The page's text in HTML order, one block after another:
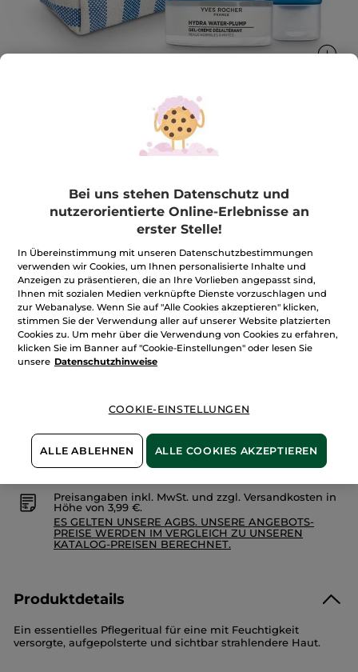
Hydra Ritual Creme & Maske
versorgte Haut
1 Stück
★★★★★
★★★★★
von
5
Sternen.
Bewertungen
anzeigen.
Hydra
Ritual
&
Maske
(354)BEWERTUNG VERFASSEN
-50% 22,99€* 45,80€
Menge
IN DEN WARENKORB
Freie Versandkosten ab 20€
Lieferung zwischen dem 11/08 und dem 12/08
Sichere Zahlung
100 % zufrieden oder Geld zurück
Preisangaben inkl. MwSt. und zzgl. Versandkosten in
Höhe von 3,99 €.
ES GELTEN UNSERE AGBS. UNSERE ANGEBOTS-
PREISE WERDEN IM VERGLEICH ZU UNSEREN
KATALOG-PREISEN BERECHNET.
Produktdetails
Ein essentielles Pflegeritual für eine mit Feuchtigkeit
versorgte, aufgepolsterte und sichtbar strahlendere Haut.
Bei uns stehen Datenschutz und
nutzerorientierte Online-Erlebnisse an
erster Stelle!
In Übereinstimmung mit unseren Datenschutzbestimmungen
verwenden wir Cookies, um Ihnen personalisierte Inhalte und
Anzeigen zu präsentieren, die an Ihre Vorlieben angepasst sind,
Ihnen mit sozialen Medien verknüpfte Dienste vorzuschlagen und
zur Webanalyse. Wenn Sie auf "Alle Cookies akzeptieren" klicken,
stimmen Sie der Verwendung aller auf unserer Website platzierten
Cookies zu. Um mehr über die Verwendung von Cookies zu erfahren,
klicken Sie im Banner auf "Cookie-Einstellungen" oder lesen Sie
unsere Datenschutzhinweise
COOKIE-EINSTELLUNGEN
ALLE ABLEHNEN ALLE COOKIES AKZEPTIEREN